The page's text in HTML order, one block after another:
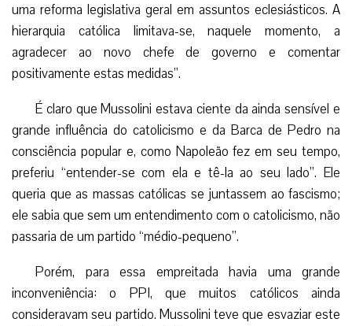
uma reforma legislativa geral em assuntos eclesiásticos. A
hierarquia católica limitava-se, naquele momento, a
agradecer ao novo chefe de governo e comentar
positivamente estas medidas”.
É claro que Mussolini estava ciente da ainda sensível e
grande influência do catolicismo e da Barca de Pedro na
consciência popular e, como Napoleão fez em seu tempo,
preferiu “entender-se com ela e tê-la ao seu lado”. Ele
queria que as massas católicas se juntassem ao fascismo;
ele sabia que sem um entendimento com o catolicismo, não
passaria de um partido “médio-pequeno”.
Porém, para essa empreitada havia uma grande
inconveniência: o PPI, que muitos católicos ainda
consideravam seu partido. Mussolini teve que esvaziar este